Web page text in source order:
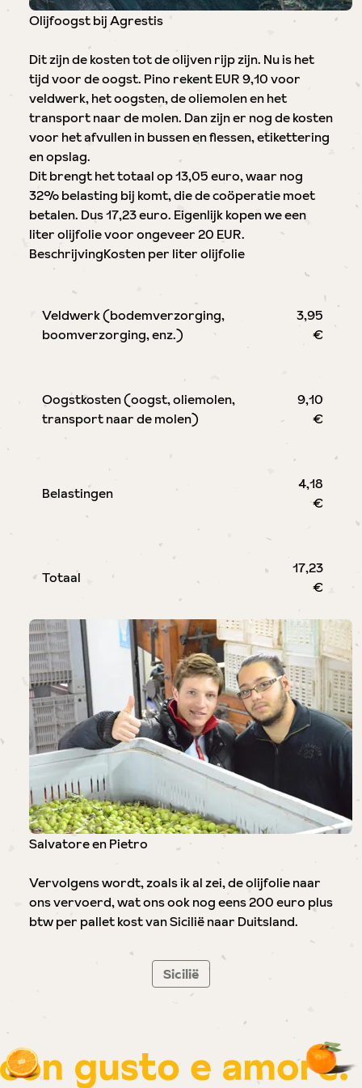
Olijfoogst bij Agrestis
Dit zijn de kosten tot de olijven rijp zijn. Nu is het
tijd voor de oogst. Pino rekent EUR 9,10 voor
veldwerk, het oogsten, de oliemolen en het
transport naar de molen. Dan zijn er nog de kosten
voor het afvullen in bussen en flessen, etikettering
en opslag.
Dit brengt het totaal op 13,05 euro, waar nog
32% belasting bij komt, die de coöperatie moet
betalen. Dus 17,23 euro. Eigenlijk kopen we een
liter olijfolie voor ongeveer 20 EUR.
BeschrijvingKosten per liter olijfolie
Veldwerk (bodemverzorging,
boomverzorging, enz.)
3,95
€
Oogstkosten (oogst, oliemolen,
transport naar de molen)
9,10
€
Belastingen
4,18
€
Totaal
17,23
€
Salvatore en Pietro
Vervolgens wordt, zoals ik al zei, de olijfolie naar
ons vervoerd, wat ons ook nog eens 200 euro plus
btw per pallet kost van Sicilië naar Duitsland.
Sicilië